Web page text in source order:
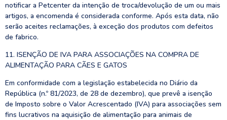
notificar a Petcenter da intenção de troca/devolução de um ou mais
artigos, a encomenda é considerada conforme. Após esta data, não
serão aceites reclamações, à exceção dos produtos com defeitos
de fabrico.
11. ISENÇÃO DE IVA PARA ASSOCIAÇÕES NA COMPRA DE
ALIMENTAÇÃO PARA CÃES E GATOS
Em conformidade com a legislação estabelecida no Diário da
República (n.º 81/2023, de 28 de dezembro), que prevê a isenção
de Imposto sobre o Valor Acrescentado (IVA) para associações sem
fins lucrativos na aquisição de alimentação para animais de